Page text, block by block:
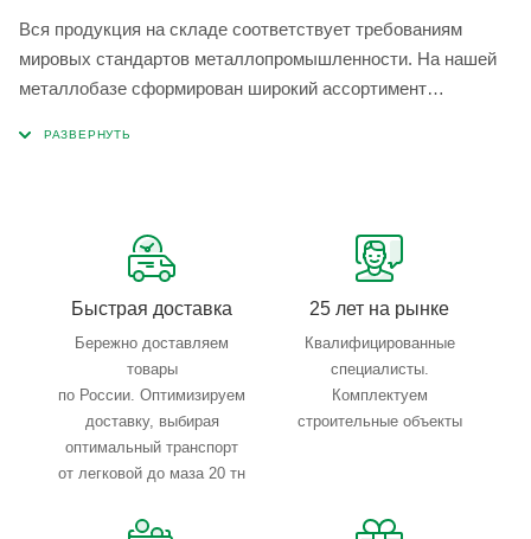
Вся продукция на складе соответствует требованиям
мировых стандартов металлопромышленности. На нашей
металлобазе сформирован широкий ассортимент
Быстрая доставка
Бережно доставляем
товары
по России. Оптимизируем
доставку, выбирая
оптимальный транспорт
от легковой до маза 20 тн
25 лет на рынке
Квалифицированные
специалисты.
Комплектуем
строительные объекты